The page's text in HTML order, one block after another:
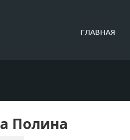
ГЛАВНАЯ
Полина